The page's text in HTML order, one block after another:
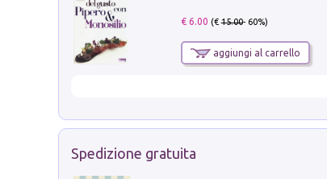
€ 6.00 (€15.00- 60%)
aggiungi al carrello
Spedizione gratuita